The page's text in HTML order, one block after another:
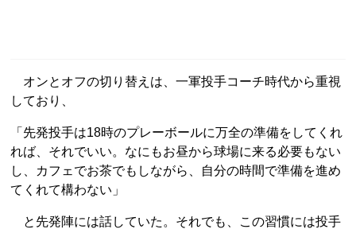
オンとオフの切り替えは、一軍投手コーチ時代から重視
しており、
「先発投手は18時のプレーボールに万全の準備をしてくれ
れば、それでいい。なにもお昼から球場に来る必要もない
し、カフェでお茶でもしながら、自分の時間で準備を進め
てくれて構わない」
と先発陣には話していた。それでも、この習慣には投手